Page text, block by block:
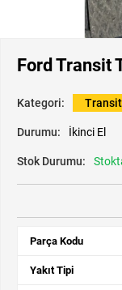
Ford Transit
Kategori: Transit
Durumu: İkinci El
Stok Durumu:
Parça Kodu
Yakıt Tipi